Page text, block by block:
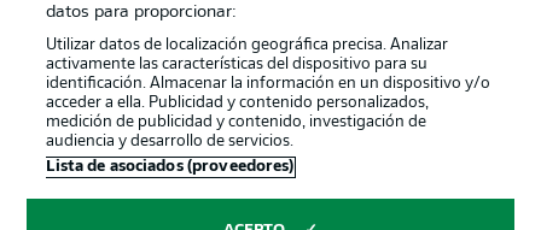
Canales
Jugadores Condiciones de uso
Sello Editorial Contacto
datos para proporcionar:
Utilizar datos de localización geográfica precisa. Analizar
activamente las características del dispositivo para su
identificación. Almacenar la información en un dispositivo y/o
acceder a ella. Publicidad y contenido personalizados,
medición de publicidad y contenido, investigación de
audiencia y desarrollo de servicios.
Lista de asociados (proveedores)